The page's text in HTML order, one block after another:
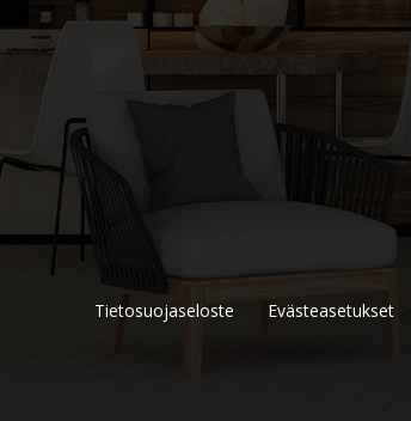
Tietosuojaseloste Evästeasetukset